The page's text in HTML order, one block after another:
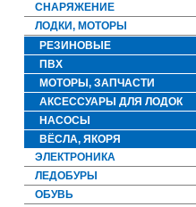
СНАРЯЖЕНИЕ
ЛОДКИ, МОТОРЫ
РЕЗИНОВЫЕ
ПВХ
МОТОРЫ, ЗАПЧАСТИ
АКСЕССУАРЫ ДЛЯ ЛОДОК
НАСОСЫ
ВЁСЛА, ЯКОРЯ
ЭЛЕКТРОНИКА
ЛЕДОБУРЫ
ОБУВЬ